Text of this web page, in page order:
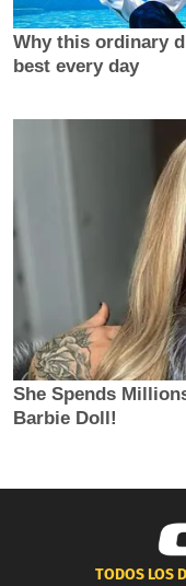
TODOS LOS